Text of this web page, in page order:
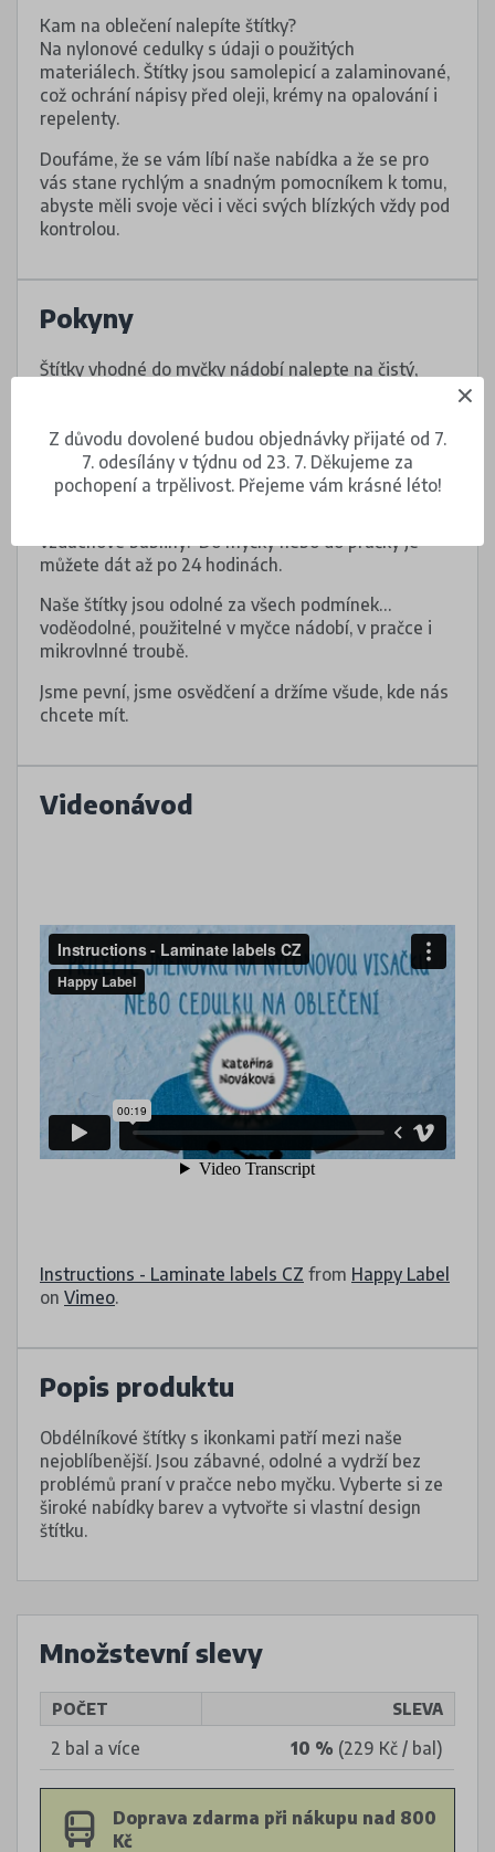
Kam na oblečení nalepíte štítky?
Na nylonové cedulky s údaji o použitých
materiálech. Štítky jsou samolepicí a zalaminované,
což ochrání nápisy před oleji, krémy na opalování i
repelenty.
Doufáme, že se vám líbí naše nabídka a že se pro
vás stane rychlým a snadným pomocníkem k tomu,
abyste měli svoje věci i věci svých blízkých vždy pod
kontrolou.
Pokyny
Štítky vhodné do myčky nádobí nalepte na čistý,
Nalepovací štítky upevněte na oděvu na cedulku
s informacemi o údržbě, případně na tištěné
informace na oděvu, pokud cedulku nemá.
vzduchové bubliny. Do myčky nebo do pračky je
můžete dát až po 24 hodinách.
Naše štítky jsou odolné za všech podmínek…
voděodolné, použitelné v myčce nádobí, v pračce i
mikrovlnné troubě.
Jsme pevní, jsme osvědčení a držíme všude, kde nás
chcete mít.
Videonávod
Instructions - Laminate labels CZ from Happy Label
on Vimeo.
Popis produktu
Obdélníkové štítky s ikonkami patří mezi naše
nejoblíbenější. Jsou zábavné, odolné a vydrží bez
problémů praní v pračce nebo myčku. Vyberte si ze
široké nabídky barev a vytvořte si vlastní design
štítku.
Množstevní slevy
POČET SLEVA
2 bal a více 10 % (229 Kč / bal)
Doprava zdarma při nákupu nad 800
Kč
Z důvodu dovolené budou objednávky přijaté od 7.
7. odesílány v týdnu od 23. 7. Děkujeme za
pochopení a trpělivost. Přejeme vám krásné léto!